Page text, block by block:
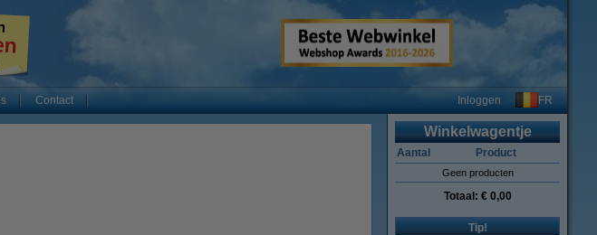
Contact Inloggen FR
Winkelwagentje
Aantal Product
Geen producten
Totaal: € 0,00
Tip!